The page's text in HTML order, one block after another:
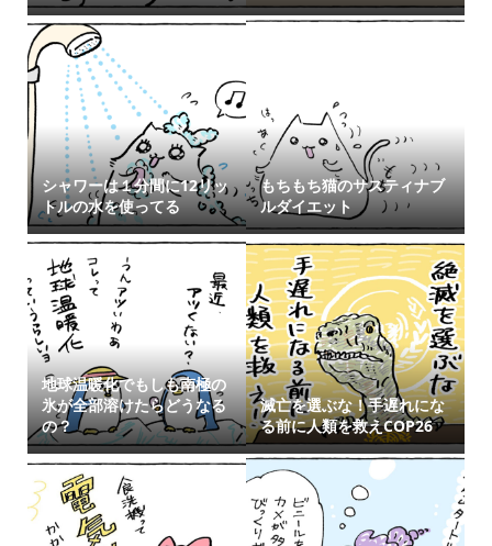
シャワーは１分間に12リッ
トルの水を使ってる
もちもち猫のサスティナブ
ルダイエット
地球温暖化でもしも南極の
氷が全部溶けたらどうなる
の？
滅亡を選ぶな！手遅れにな
る前に人類を救えCOP26